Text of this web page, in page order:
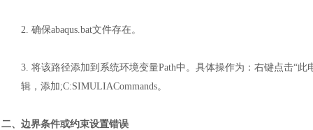
2. 确保abaqus.bat文件存在。
3. 将该路径添加到系统环境变量Path中。具体操作为：右键点击“
辑，添加;C:SIMULIACommands。
二、边界条件或约束设置错误